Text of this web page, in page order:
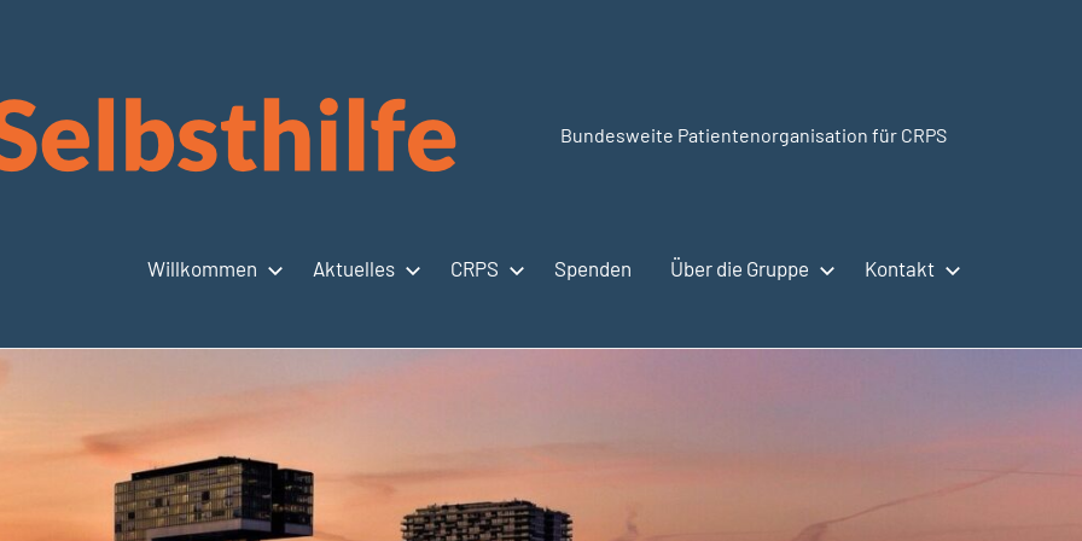
CRPSSelbsthilfe.org
Bundesweite Patientenorganisation für CRPS
Willkommen Aktuelles CRPS Spenden Über die Gruppe Kontakt